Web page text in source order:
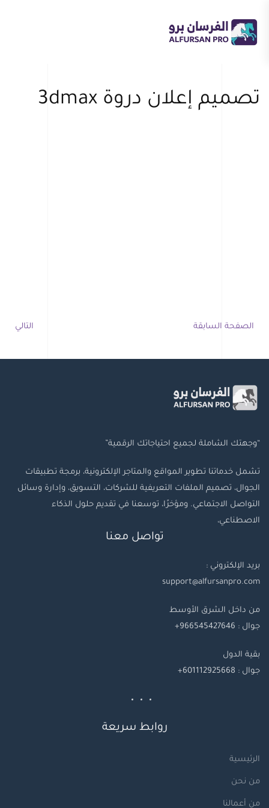
Skip
to
تصميم إعلان دروة 3dmax
الصفحة السابقة التالي
“وجهتك الشاملة لجميع احتياجاتك الرقمية”
تشمل خدماتنا تطوير المواقع والمتاجر الإلكترونية، برمجة تطبيقات
الجوال، تصميم الملفات التعريفية للشركات، التسويق، وإدارة وسائل
التواصل الاجتماعي. ومؤخرًا، توسعنا في تقديم حلول الذكاء
الاصطناعي،
تواصل معنا
بريد الإلكتروني :
support@alfursanpro.com
من داخل الشرق الأوسط
جوال : 966545427646+
بقية الدول
جوال : 601112925668+
روابط سريعة
الرئيسية
من نحن
من أعمالنا